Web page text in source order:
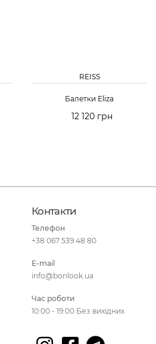
REISS
Балетки Eliza
12 120 грн
Контакти
Телефон
+38 067 539 48 80
E-mail
info@bonlook.ua
Час роботи
10:00 - 19:00 Без вихідних